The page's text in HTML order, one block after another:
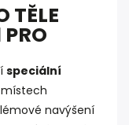
TĚLE
speciální
místech
navýšení